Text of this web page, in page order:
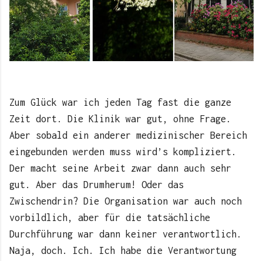
Zum Glück war ich jeden Tag fast die ganze
Zeit dort. Die Klinik war gut, ohne Frage.
Aber sobald ein anderer medizinischer Bereich
eingebunden werden muss wird’s kompliziert.
Der macht seine Arbeit zwar dann auch sehr
gut. Aber das Drumherum! Oder das
Zwischendrin? Die Organisation war auch noch
vorbildlich, aber für die tatsächliche
Durchführung war dann keiner verantwortlich.
Naja, doch. Ich. Ich habe die Verantwortung